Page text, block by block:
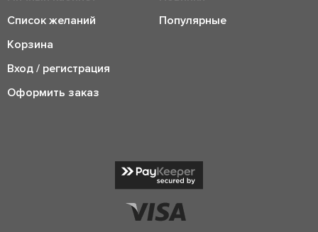
Список желаний
Корзина
Вход / регистрация
Оформить заказ
Популярные